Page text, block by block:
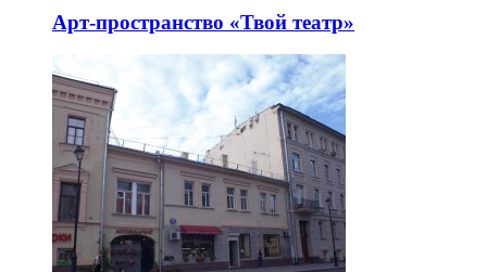
Арт-пространство «Твой театр»